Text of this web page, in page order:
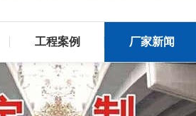
工程案例 厂家新闻